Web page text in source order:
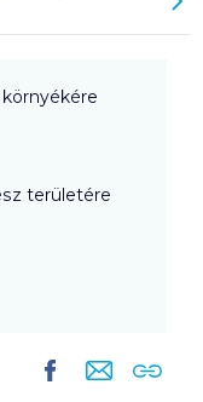
területére